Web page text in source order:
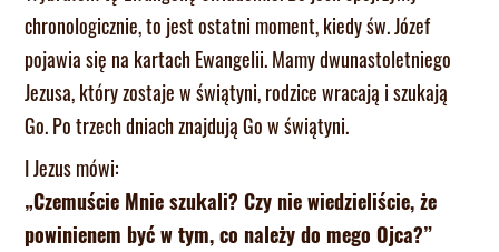
chronologicznie, to jest ostatni moment, kiedy św. Józef
pojawia się na kartach Ewangelii. Mamy dwunastoletniego
Jezusa, który zostaje w świątyni, rodzice wracają i szukają
Go. Po trzech dniach znajdują Go w świątyni.
I Jezus mówi:
„Czemuście Mnie szukali? Czy nie wiedzieliście, że
powinienem być w tym, co należy do mego Ojca?”